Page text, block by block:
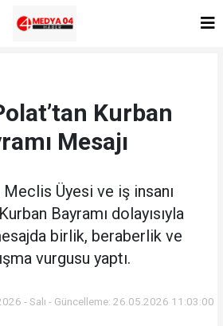
Kurban
Mesajı
Meclis Üyesi ve iş insanı
Bayramı dolayısıyla
birlik, beraberlik ve
vurgusu yaptı.
- Salı - Güncelleme: 26.05.2026 11:03:00